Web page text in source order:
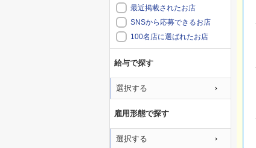
最近掲載されたお店
SNSから応募できるお店
100名店に選ばれたお店
給与で探す
選択する
雇用形態で探す
選択する